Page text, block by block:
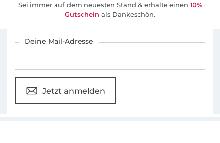
Sei immer auf dem neuesten Stand & erhalte einen 10%
Gutschein als Dankeschön.
Deine Mail-Adresse
Jetzt anmelden